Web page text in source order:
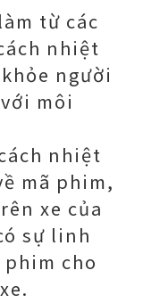
từ các
nhiệt
người
môi
nhiệt
mã phim,
xe của
sự linh
cho